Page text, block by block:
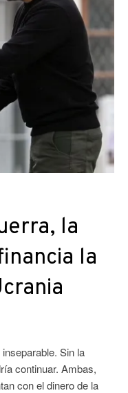
la
la
Sin la
continuar. Ambas,
con el dinero de la